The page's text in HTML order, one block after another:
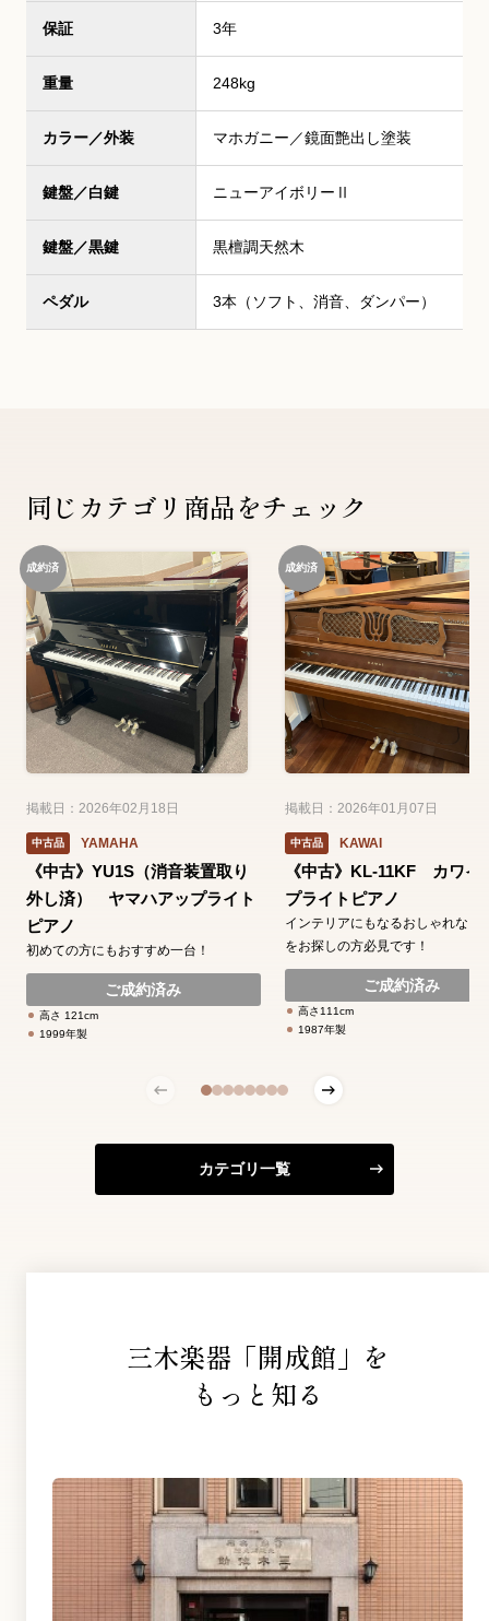
保証 3年
重量 248kg
カラー／外装 マホガニー／鏡面艶出し塗装
鍵盤／白鍵 ニューアイボリーⅡ
鍵盤／黒鍵 黒檀調天然木
ペダル 3本（ソフト、消音、ダンパー）
同じカテゴリ商品をチェック
成約済
掲載日：2026年02月18日
中古品 YAMAHA
《中古》YU1S（消音装置取り
外し済） ヤマハアップライト
ピアノ
初めての方にもおすすめ一台！
ご成約済み
高さ 121cm
1999年製
成約済
掲載日：2026年01月07日
中古品 KAWAI
《中古》KL-11KF カワイ
プライトピアノ
インテリアにもなるおしゃれなピ
をお探しの方必見です！
ご成約済み
高さ111cm
1987年製
カテゴリ一覧
三木楽器「開成館」を
もっと知る